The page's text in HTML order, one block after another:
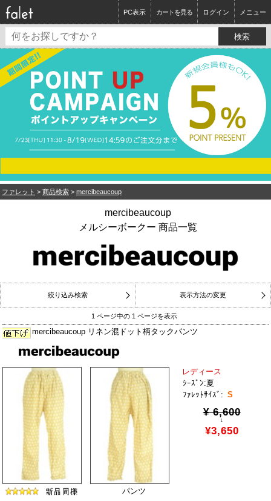
ログイン メニュー
カートを見る
PC表示
ファレット > 商品検索 > mercibeaucoup
mercibeaucoup
メルシーボークー 商品一覧
絞り込み検索 表示方法の変更
1 ページ中の 1 ページを表示
mercibeaucoup リネン混ドット柄タックパンツ
レディース
ｼｰｽﾞﾝ:夏
ﾌｧﾚｯﾄｻｲｽﾞ: S
¥ 6,600
↓
¥3,650
パンツ